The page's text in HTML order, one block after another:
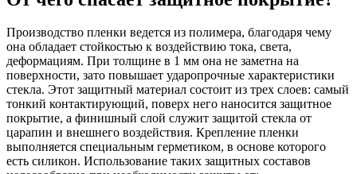
Производство пленки ведется из полимера, благодаря чему
она обладает стойкостью к воздействию тока, света,
деформациям. При толщине в 1 мм она не заметна на
поверхности, зато повышает ударопрочные характеристики
стекла. Этот защитный материал состоит из трех слоев: самый
тонкий контактирующий, поверх него наносится защитное
покрытие, а финишный слой служит защитой стекла от
царапин и внешнего воздействия. Крепление пленки
выполняется специальным герметиком, в основе которого
есть силикон. Использование таких защитных составов